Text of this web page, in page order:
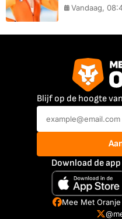
Vandaag,
Blijf op de hoogte
Download de app
Mee Met Oranje